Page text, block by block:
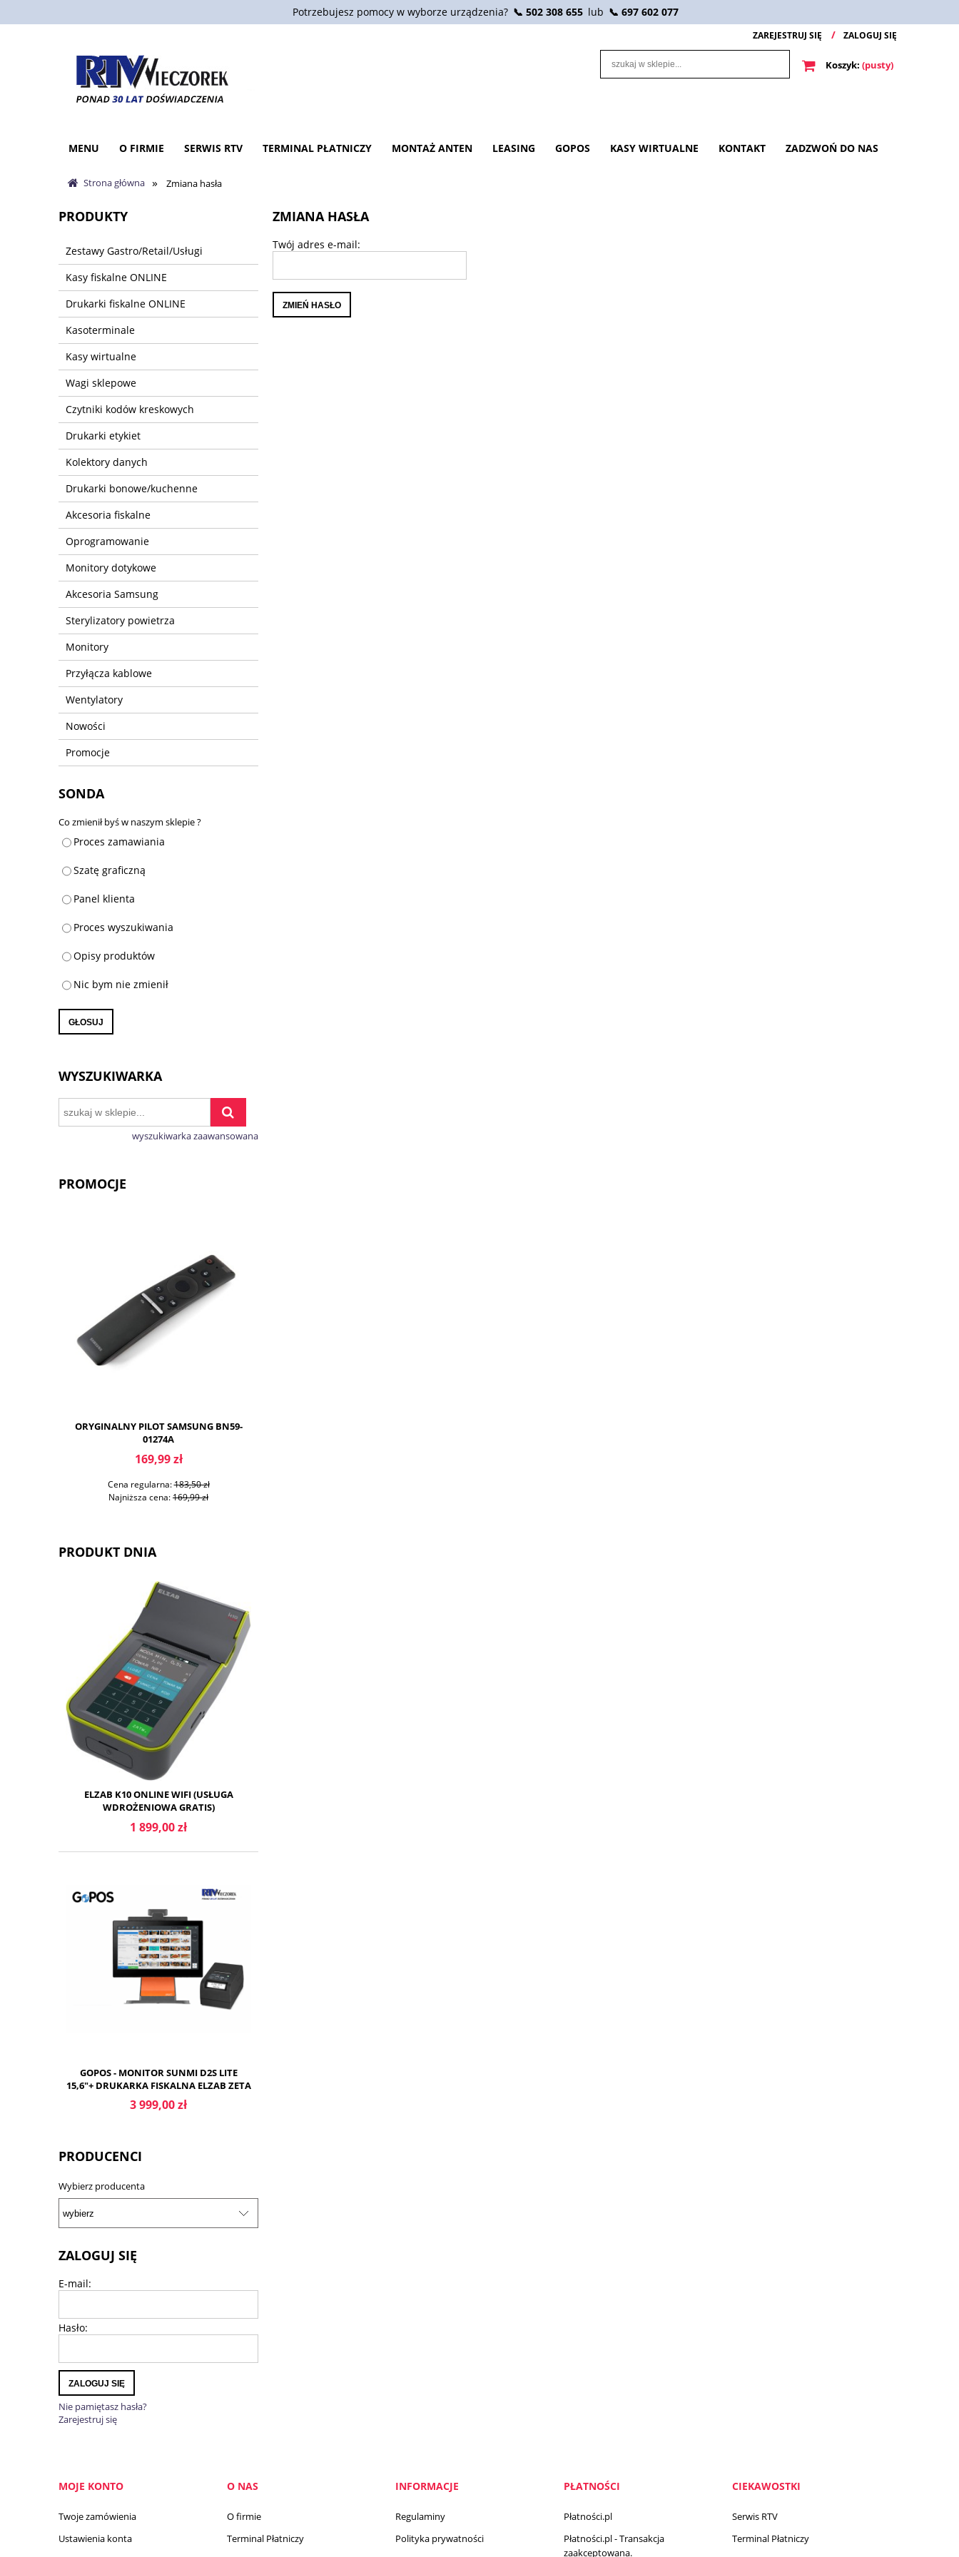
Potrzebujesz pomocy w wyborze urządzenia? 📞 502 308 655 lub 📞 697 602 077
ZAREJESTRUJ SIĘ ZALOGUJ SIĘ
Koszyk: (pusty)
MENU O FIRMIE SERWIS RTV TERMINAL PŁATNICZY MONTAŻ ANTEN LEASING GOPOS KASY WIRTUALNE KONTAKT ZADZWOŃ DO NAS
Strona główna » Zmiana hasła
PRODUKTY
Zestawy Gastro/Retail/Usługi
Kasy fiskalne ONLINE
Drukarki fiskalne ONLINE
Kasoterminale
Kasy wirtualne
Wagi sklepowe
Czytniki kodów kreskowych
Drukarki etykiet
Kolektory danych
Drukarki bonowe/kuchenne
Akcesoria fiskalne
Oprogramowanie
Monitory dotykowe
Akcesoria Samsung
Sterylizatory powietrza
Monitory
Przyłącza kablowe
Wentylatory
Nowości
Promocje
SONDA
Co zmienił byś w naszym sklepie ?
Proces zamawiania
Szatę graficzną
Panel klienta
Proces wyszukiwania
Opisy produktów
Nic bym nie zmienił
GŁOSUJ
WYSZUKIWARKA
wyszukiwarka zaawansowana
PROMOCJE
ORYGINALNY PILOT SAMSUNG BN59-
01274A
169,99 zł
Cena regularna:183,50 zł
Najniższa cena:169,99 zł
PRODUKT DNIA
ELZAB K10 ONLINE WIFI (USŁUGA
WDROŻENIOWA GRATIS)
1 899,00 zł
DO KOSZYKA
GOPOS - MONITOR SUNMI D2S LITE
15,6"+ DRUKARKA FISKALNA ELZAB ZETA
ONLINE
3 999,00 zł
DO KOSZYKA
PRODUCENCI
Wybierz producenta
ZALOGUJ SIĘ
E-mail:
Hasło:
ZALOGUJ SIĘ
Nie pamiętasz hasła?
Zarejestruj się
ZMIANA HASŁA
Twój adres e-mail:
ZMIEŃ HASŁO
MOJE KONTO
Twoje zamówienia
Ustawienia konta
O NAS
O firmie
Terminal Płatniczy
INFORMACJE
Regulaminy
Polityka prywatności
PŁATNOŚCI
Płatności.pl
Płatności.pl - Transakcja
zaakceptowana.
CIEKAWOSTKI
Serwis RTV
Terminal Płatniczy